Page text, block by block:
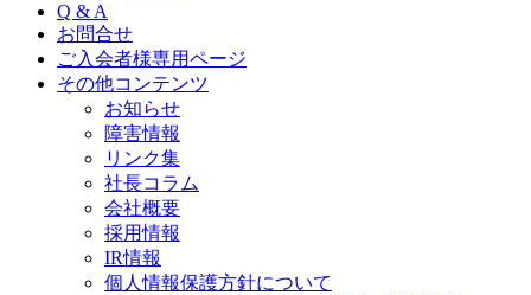
Q & A
お問合せ
ご入会者様専用ページ
その他コンテンツ
お知らせ
障害情報
リンク集
社長コラム
会社概要
採用情報
IR情報
個人情報保護方針について